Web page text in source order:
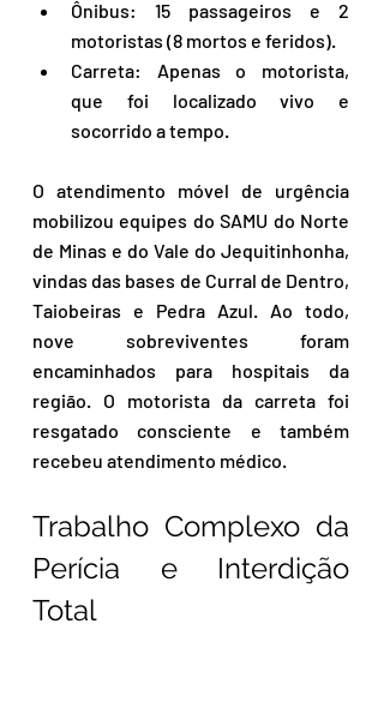
Ônibus: 15 passageiros e 2
motoristas (8 mortos e feridos).
Carreta: Apenas o motorista,
que foi localizado vivo e
socorrido a tempo.
O atendimento móvel de urgência
mobilizou equipes do SAMU do Norte
de Minas e do Vale do Jequitinhonha,
vindas das bases de Curral de Dentro,
Taiobeiras e Pedra Azul. Ao todo,
nove sobreviventes foram
encaminhados para hospitais da
região. O motorista da carreta foi
resgatado consciente e também
recebeu atendimento médico.
Trabalho Complexo da
Perícia e Interdição
Total